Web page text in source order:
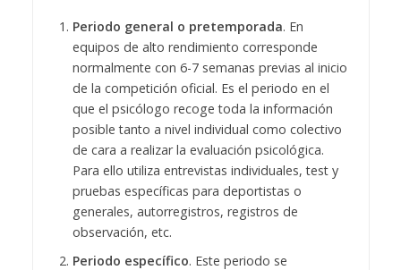
Periodo general o pretemporada. En
equipos de alto rendimiento corresponde
normalmente con 6-7 semanas previas al inicio
de la competición oficial. Es el periodo en el
que el psicólogo recoge toda la información
posible tanto a nivel individual como colectivo
de cara a realizar la evaluación psicológica.
Para ello utiliza entrevistas individuales, test y
pruebas específicas para deportistas o
generales, autorregistros, registros de
observación, etc.
Periodo específico. Este periodo se